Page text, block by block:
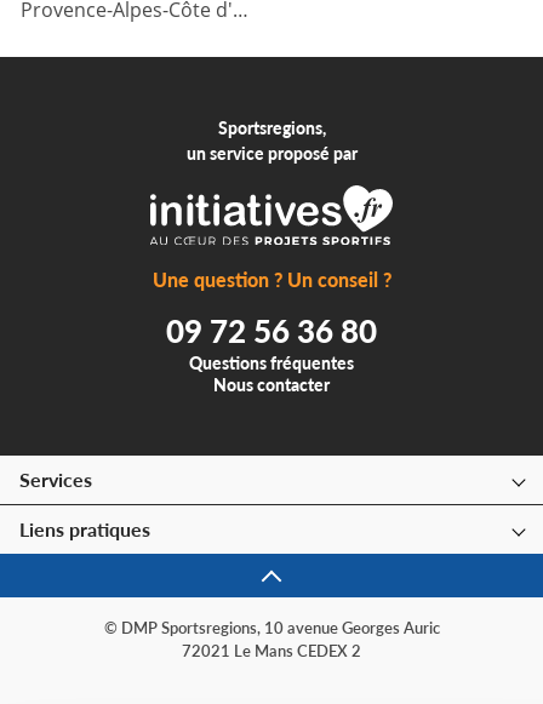
Provence-Alpes-Côte d'azur
Sportsregions,
un service proposé par
Une question ? Un conseil ?
09 72 56 36 80
Questions fréquentes
Nous contacter
Services
Liens pratiques
© DMP Sportsregions, 10 avenue Georges Auric
72021 Le Mans CEDEX 2